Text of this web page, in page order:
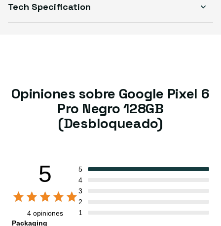
Tech Specification
Opiniones sobre Google Pixel 6
Pro Negro 128GB
(Desbloqueado)
5
4 opiniones
5
4
3
2
1
Packaging